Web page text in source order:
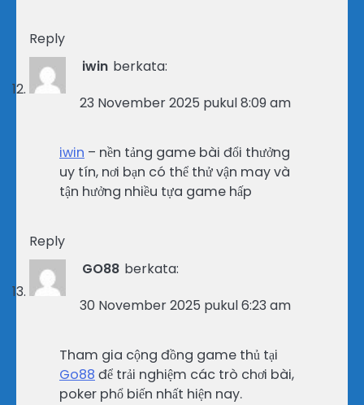
Reply
iwin berkata:
23 November 2025 pukul 8:09 am
iwin – nền tảng game bài đổi thưởng
uy tín, nơi bạn có thể thử vận may và
tận hưởng nhiều tựa game hấp
Reply
GO88 berkata:
30 November 2025 pukul 6:23 am
Tham gia cộng đồng game thủ tại
Go88 để trải nghiệm các trò chơi bài,
poker phổ biến nhất hiện nay.